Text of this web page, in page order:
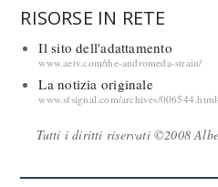
RISORSE IN RETE
Il sito dell'adattamento
www.aetv.com/the-andromeda-strain/
La notizia originale
www.sfsignal.com/archives/
Tutti i diritti riservati ©2008